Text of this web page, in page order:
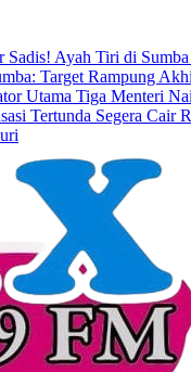
Sadis! Ayah Tiri di
Target Rampung
Utama Tiga Menteri
Tertunda Segera Cair